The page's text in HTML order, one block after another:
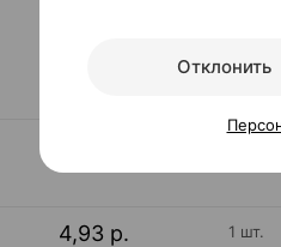
4,93 р. 1 шт.
Отклонить